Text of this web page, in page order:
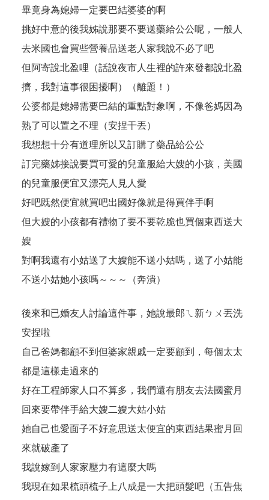
畢竟身為媳婦一定要巴結婆婆的啊
挑好中意的後我姊說那要不要送藥給公公呢，一般人
去米國也會買些營養品送老人家我說不必了吧
但阿寄說北盈哩（話說夜市人生裡的許來發都說北盈
擠，我對這事很困擾啊）（離題！）
公婆都是媳婦需要巴結的重點對象啊，不像爸媽因為
熟了可以置之不理（安捏干丟）
我想想十分有道理所以又訂購了藥品給公公
訂完藥姊接說要買可愛的兒童服給大嫂的小孩，美國
的兒童服便宜又漂亮人見人愛
好吧既然便宜就買吧出國好像就是得買伴手啊
但大嫂的小孩都有禮物了要不要乾脆也買個東西送大
嫂
對啊我還有小姑送了大嫂能不送小姑嗎，送了小姑能
不送小姑她小孩嗎～～～（奔潰）
後來和已婚友人討論這件事，她說最郎ㄟ新ㄅㄨ丟洗
安捏啦
自己爸媽都顧不到但婆家親戚一定要顧到，每個太太
都是這樣走過來的
好在工程師家人口不算多，我們還有朋友去法國蜜月
回來要帶伴手給大嫂二嫂大姑小姑
她自己也愛面子不好意思送太便宜的東西結果蜜月回
來就破產了
我說嫁到人家家壓力有這麼大嗎
我現在如果梳頭梳子上八成是一大把頭髮吧（五告焦